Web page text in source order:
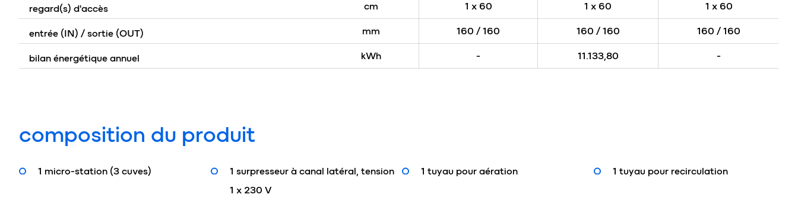
regard(s) d'accès cm 1 x 60 1 x 60 1 x 60
entrée (IN) / sortie (OUT) mm 160 / 160 160 / 160 160 / 160
bilan énergétique annuel kWh - 11.133,80 -
composition du produit
1 micro-station (3 cuves)
1 surpresseur à canal latéral, tension
1 x 230 V
1 tuyau pour aération 1 tuyau pour recirculation